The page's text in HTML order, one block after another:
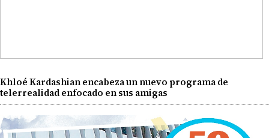
Khloé Kardashian encabeza un nuevo programa de
telerrealidad enfocado en sus amigas